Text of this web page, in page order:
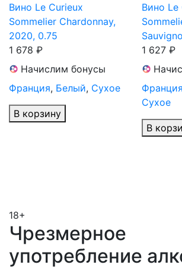
Вино Le Curieux
Sommelier Chardonnay,
2020, 0.75
1 678 ₽
Начислим бонусы
Франция, Белый, Сухое
В корзину
Вино Le
1 627 ₽
Франция
Сухое
В
18+
Чрезмерное
употребление